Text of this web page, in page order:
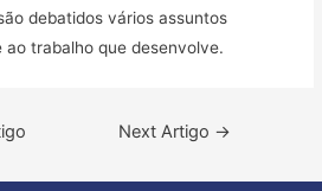
debatidos vários assuntos
trabalho que desenvolve.
Next Artigo →